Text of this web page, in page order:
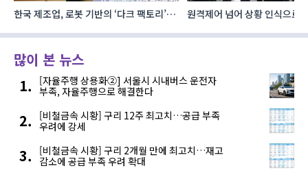
한국 제조업, 로봇 기반의 ‘다크 팩토리’로
원격제어 넘어 상황 인식으로,
많이 본 뉴스
[자율주행 상용화②] 서울시 시내버스 운전자
부족, 자율주행으로 해결한다
[비철금속 시황] 구리 12주 최고치…공급 부족
우려에 강세
[비철금속 시황] 구리 2개월 만에 최고치…재고
감소에 공급 부족 우려 확대